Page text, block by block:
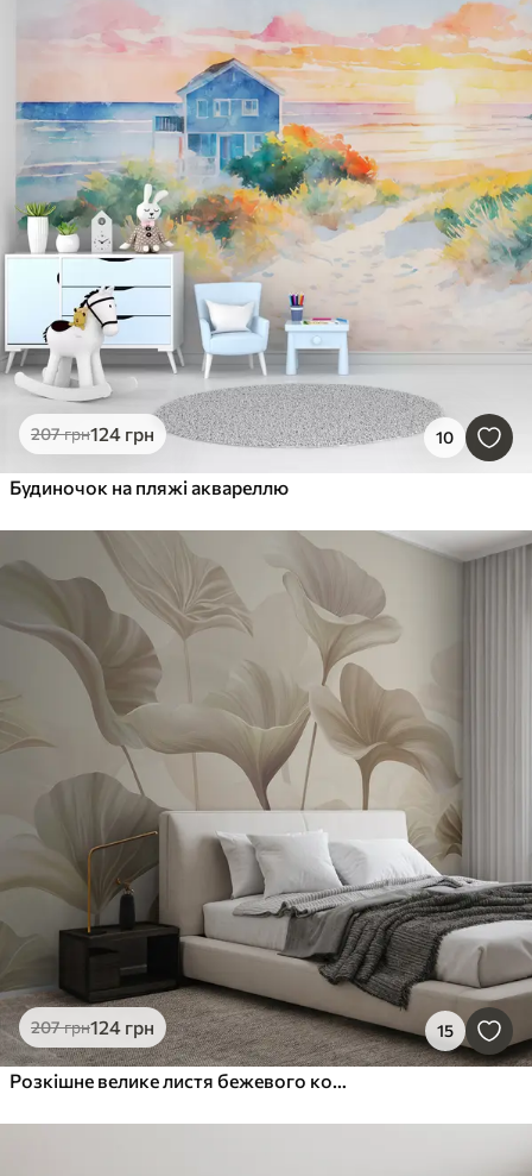
207грн124 грн 10
Будиночок на пляжі аквареллю
207грн124 грн 15
Розкішне велике листя бежевого кольору